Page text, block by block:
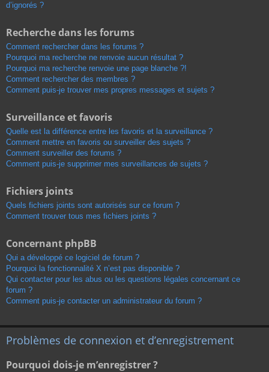
d’ignorés ?
Recherche dans les forums
Comment rechercher dans les forums ?
Pourquoi ma recherche ne renvoie aucun résultat ?
Pourquoi ma recherche renvoie une page blanche ?!
Comment rechercher des membres ?
Comment puis-je trouver mes propres messages et sujets ?
Surveillance et favoris
Quelle est la différence entre les favoris et la surveillance ?
Comment mettre en favoris ou surveiller des sujets ?
Comment surveiller des forums ?
Comment puis-je supprimer mes surveillances de sujets ?
Fichiers joints
Quels fichiers joints sont autorisés sur ce forum ?
Comment trouver tous mes fichiers joints ?
Concernant phpBB
Qui a développé ce logiciel de forum ?
Pourquoi la fonctionnalité X n’est pas disponible ?
Qui contacter pour les abus ou les questions légales concernant ce
forum ?
Comment puis-je contacter un administrateur du forum ?
Problèmes de connexion et d’enregistrement
Pourquoi dois-je m’enregistrer ?